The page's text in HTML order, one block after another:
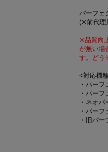
パーフェ
(※前代理
※品質向
が無い場
す。どう
<対応機
・パーフ
・パーフ
・ネオパ
・パーフ
・旧パー